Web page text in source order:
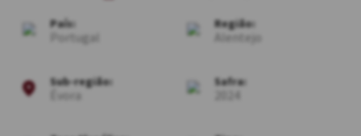
País:
Portugal
Região:
Alentejo
Sub-região:
Évora
Safra:
2024